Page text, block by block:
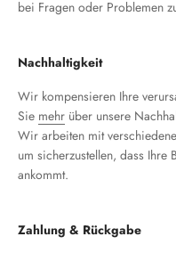
bei Fragen oder Problemen
Nachhaltigkeit
Wir kompensieren Ihre
Sie mehr über unsere
Wir arbeiten mit
um sicherzustellen, dass Ihre
ankommt.
Zahlung & Rückgabe